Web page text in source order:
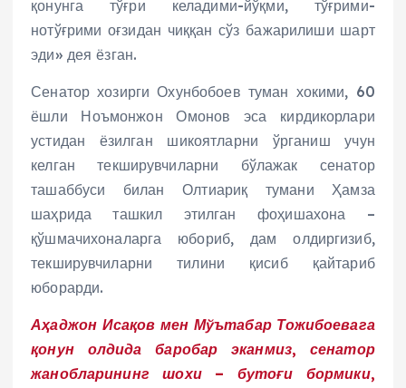
қонунга тўғри келадими-йўқми, тўғрими-
нотўғрими оғзидан чиққан сўз бажарилиши шарт
эди» дея ёзган.
Сенатор хозирги Охунбобоев туман хокими, 60
ёшли Ноъмонжон Омонов эса кирдикорлари
устидан ёзилган шикоятларни ўрганиш учун
келган текширувчиларни бўлажак сенатор
ташаббуси билан Олтиариқ тумани Ҳамза
шаҳрида ташкил этилган фоҳишахона –
қўшмачихоналарга юбориб, дам олдиргизиб,
текширувчиларни тилини қисиб қайтариб
юборарди.
Аҳаджон Исақов мен Мўътабар Тожибоевага
қонун олдида баробар эканмиз, сенатор
жанобларининг шохи – бутоғи бормики,